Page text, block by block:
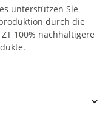
unterstützen Sie
durch die
100% nachhaltigere